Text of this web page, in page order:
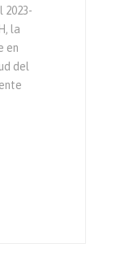
2023-
la
en
del